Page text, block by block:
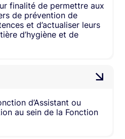
finalité de permettre aux
de prévention de
et d’actualiser leurs
d’hygiène et de
d’Assistant ou
au sein de la Fonction